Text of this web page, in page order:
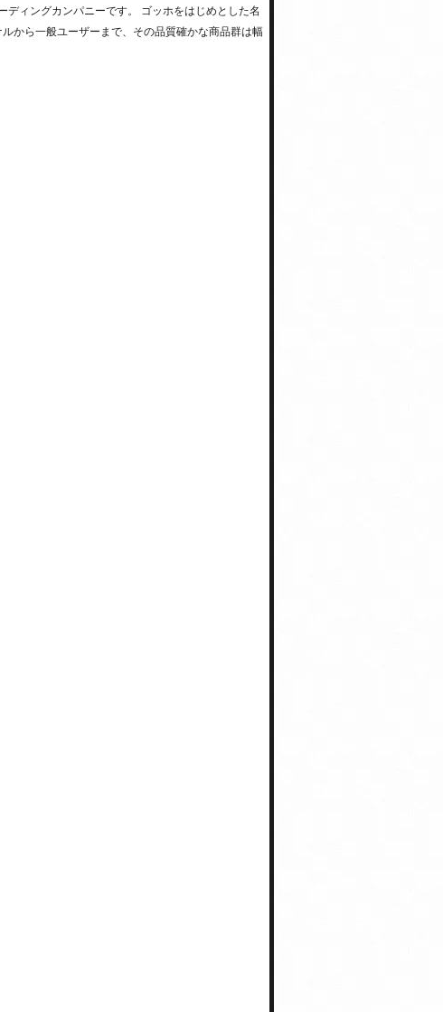
ディングカンパニーです。 ゴッホをはじめとした名
から一般ユーザーまで、その品質確かな商品群は幅